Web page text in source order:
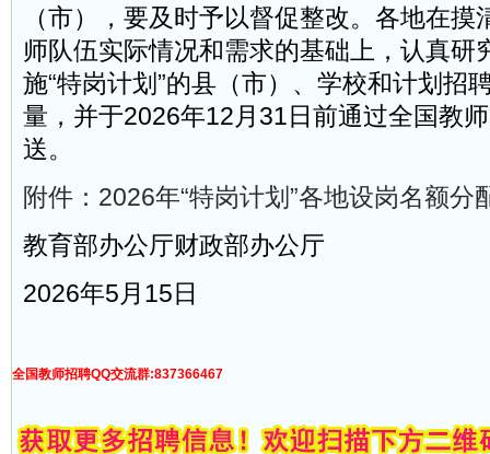
（市），要及时予以督促整改。各地在
师队伍实际情况和需求的基础上，认真研
施“特岗计划”的县（市）、学校和计划招
量，并于2026年12月31日前通过全国教
送。
附件：2026年“特岗计划”各地设岗名额分
教育部办公厅财政部办公厅
2026年5月15日
全国教师招聘QQ交流群:837366467